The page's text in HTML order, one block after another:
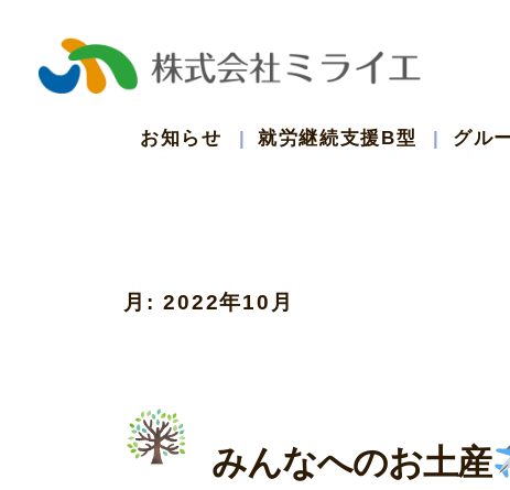
お知らせ 就労継続支援B型 グル
月: 2022年10月
みんなへのお土産